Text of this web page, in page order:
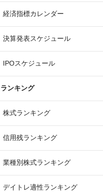
経済指標カレンダー
決算発表スケジュール
IPOスケジュール
ランキング
株式ランキング
信用残ランキング
業種別株式ランキング
デイトレ適性ランキング